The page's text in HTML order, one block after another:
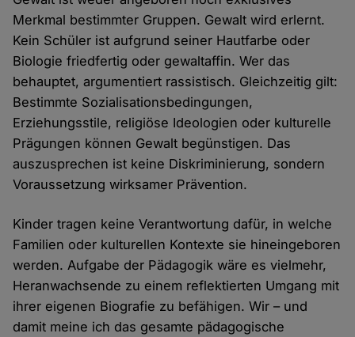
Merkmal bestimmter Gruppen. Gewalt wird erlernt.
Kein Schüler ist aufgrund seiner Hautfarbe oder
Biologie friedfertig oder gewaltaffin. Wer das
behauptet, argumentiert rassistisch. Gleichzeitig gilt:
Bestimmte Sozialisationsbedingungen,
Erziehungsstile, religiöse Ideologien oder kulturelle
Prägungen können Gewalt begünstigen. Das
auszusprechen ist keine Diskriminierung, sondern
Voraussetzung wirksamer Prävention.
Kinder tragen keine Verantwortung dafür, in welche
Familien oder kulturellen Kontexte sie hineingeboren
werden. Aufgabe der Pädagogik wäre es vielmehr,
Heranwachsende zu einem reflektierten Umgang mit
ihrer eigenen Biografie zu befähigen. Wir – und
damit meine ich das gesamte pädagogische